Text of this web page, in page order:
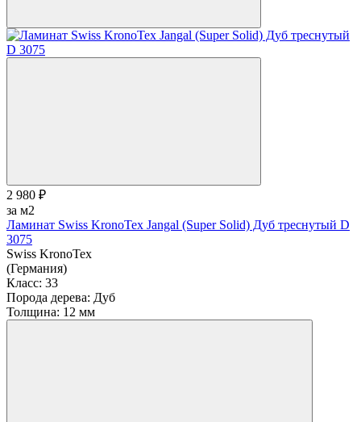
2 980 ₽
за м2
Ламинат Swiss KronoTex Jangal (Super Solid) Дуб треснутый D
3075
Swiss KronoTex
(Германия)
Класс: 33
Порода дерева: Дуб
Толщина: 12 мм